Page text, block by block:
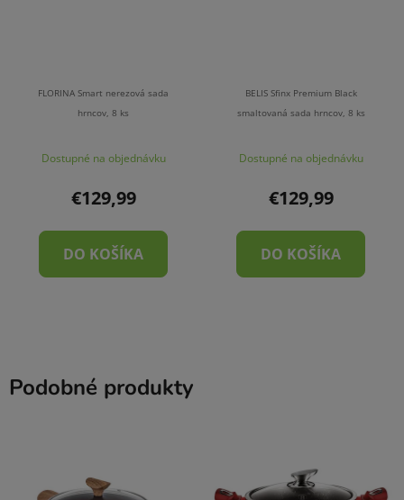
FLORINA Smart nerezová sada
hrncov, 8 ks
Dostupné na objednávku
€129,99
DO KOŠÍKA
BELIS Sfinx Premium Black
smaltovaná sada hrncov, 8 ks
Dostupné na objednávku
€129,99
DO KOŠÍKA
Podobné produkty